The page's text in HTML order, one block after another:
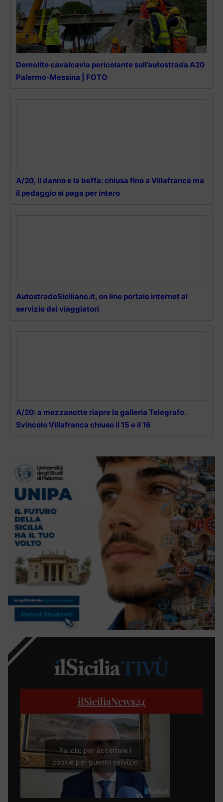
Demolito cavalcavia pericolante sull’autostrada A20
Palermo-Messina | FOTO
A/20, il danno e la beffa: chiusa fino a Villafranca ma
il pedaggio si paga per intero
AutostradeSiciliane.it, on line portale internet al
servizio dei viaggiatori
A/20: a mezzanotte riapre la galleria Telegrafo.
Svincolo Villafranca chiuso il 15 e il 16
ilSiciliaNews24
Fai clic per accettare i
cookie per questo servizio